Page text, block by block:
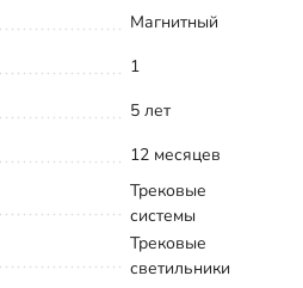
Магнитный
1
5 лет
12 месяцев
Трековые
системы
Трековые
светильники